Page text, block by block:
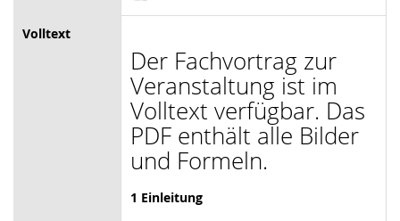
Volltext
Der Fachvortrag zur
Veranstaltung ist im
Volltext verfügbar. Das
PDF enthält alle Bilder
und Formeln.
1 Einleitung